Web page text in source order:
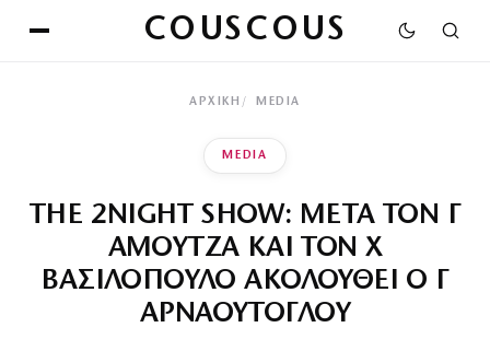
COUSCOUS
ΑΡΧΙΚΉ MEDIA
MEDIA
THE 2NIGHT SHOW: ΜΕΤΑ ΤΟΝ Γ
ΑΜΟΥΤΖΑ ΚΑΙ ΤΟΝ Χ
ΒΑΣΙΛΟΠΟΥΛΟ ΑΚΟΛΟΥΘΕΙ Ο Γ
ΑΡΝΑΟΥΤΟΓΛΟΥ